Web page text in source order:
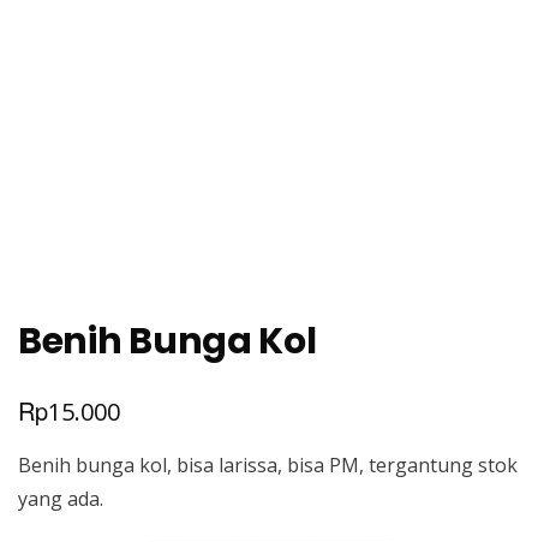
Benih Bunga Kol
Rp15.000
Benih bunga kol, bisa larissa, bisa PM, tergantung stok
yang ada.